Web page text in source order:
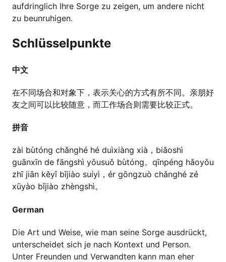
aufdringlich Ihre Sorge zu zeigen, um andere nicht
zu beunruhigen.
Schlüsselpunkte
中文
在不同场合和对象下，表示关心的方式有所不同。亲朋好
友之间可以比较随意，而工作场合则需要比较正式。
拼音
zài bùtóng chǎnghé hé duìxiàng xià，biǎoshì
guānxīn de fāngshì yǒusuǒ bùtóng。qīnpéng hǎoyǒu
zhī jiān kěyǐ bǐjiào suíyì，ér gōngzuò chǎnghé zé
xūyào bǐjiào zhèngshì。
German
Die Art und Weise, wie man seine Sorge ausdrückt,
unterscheidet sich je nach Kontext und Person.
Unter Freunden und Verwandten kann man eher